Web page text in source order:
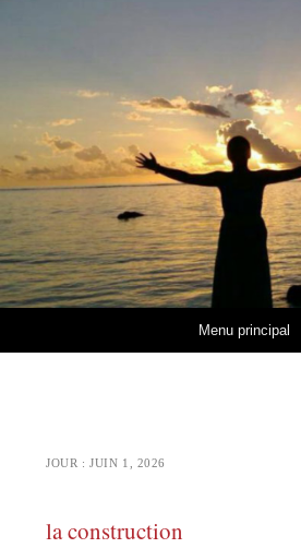
Menu principal
JOUR :JUIN 1, 2026
la construction